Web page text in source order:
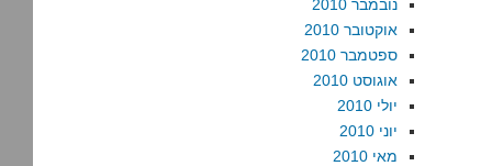
נובמבר 2010
אוקטובר 2010
ספטמבר 2010
אוגוסט 2010
יולי 2010
יוני 2010
מאי 2010